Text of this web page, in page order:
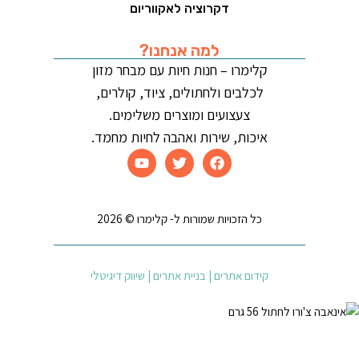
דקרוציה לאקווריום
למה אנחנו?
קלימרו – חנות חיות עם מבחר מזון
לכלבים ולחתולים, ציוד, קולרים,
צעצועים ומוצרים משלימים.
איכות, שירות ואהבה לחיות מחמד.
כל הזכויות שמורות ל- קלימרו © 2026
קידום אתרים | בניית אתרים | שיווק דיגיטלי